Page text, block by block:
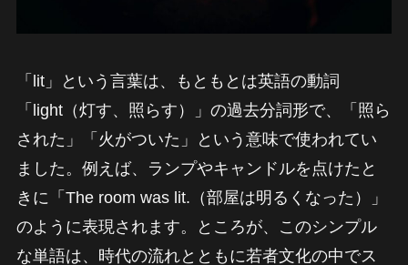
「lit」という言葉は、もともとは英語の動詞
「light（灯す、照らす）」の過去分詞形で、「照ら
された」「火がついた」という意味で使われてい
ました。例えば、ランプやキャンドルを点けたと
きに「The room was lit.（部屋は明るくなった）」
のように表現されます。ところが、このシンプル
な単語は、時代の流れとともに若者文化の中でス